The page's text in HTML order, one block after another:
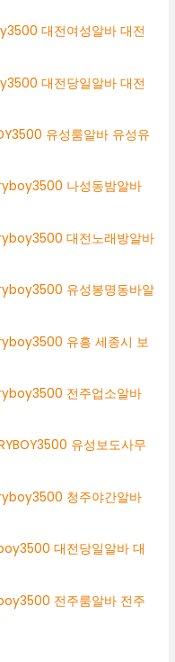
대전여성알바 대전
대전당일알바 대전
유성룸알바 유성유
나성동밤알바
대전노래방알바
유성봉명동바알
유흥 세종시 보
전주업소알바
유성보도사무
청주야간알바
대전당일알바 대
전주룸알바 전주